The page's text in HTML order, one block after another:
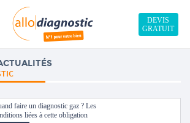
DEVIS
GRATUIT
faire un diagnostic gaz ? Les
liées à cette obligation